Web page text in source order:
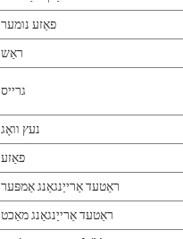
פאַזע נומער
ראַש
גרייס
נעץ וואָג
פאַזע
ראַטעד אַרייַנגאַנג אַמפּער
ראַטעד אַרייַנגאַנג מאַכט